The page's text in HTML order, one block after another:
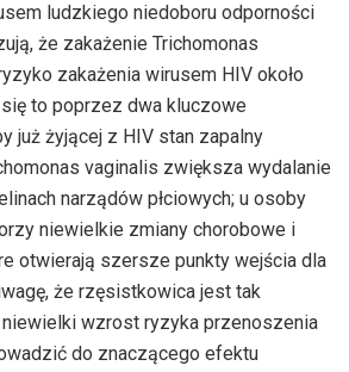
ludzkiego niedoboru odporności
że zakażenie Trichomonas
zakażenia wirusem HIV około
to poprzez dwa kluczowe
już żyjącej z HIV stan zapalny
vaginalis zwiększa wydalanie
narządów płciowych; u osoby
niewielkie zmiany chorobowe i
otwierają szersze punkty wejścia dla
że rzęsistkowica jest tak
wzrost ryzyka przenoszenia
do znaczącego efektu